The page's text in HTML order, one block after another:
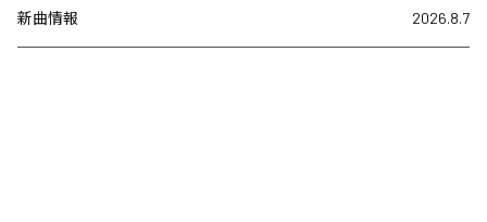
新曲情報 2026.8.7